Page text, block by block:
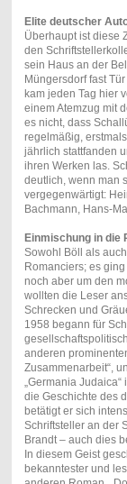
Elite deutscher
Überhaupt ist diese
den
sein Haus an der
Müngersdorf fast
kam jeden Tag hier
einem Atemzug mit
es nicht, dass
regelmäßig,
jährlich stattfanden
ihren Werken las.
deutlich, wenn man
vergegenwärtigt:
Bachmann, Hans-
Einmischung in die
Sowohl Böll als
Romanciers; es
noch aber um den
wollten die Leser
Schrecken und
1958 begann für
anderen
Zusammenarbeit“,
„Germania
die Geschichte des
betätigt er sich
Schriftsteller an der
Brandt – auch dies
In diesem Geist
bekanntester und